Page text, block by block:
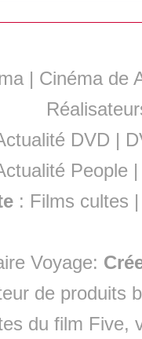
| Cinéma de
DVD |
People
: Films cultes
Voyage:
de produits
du film Five,